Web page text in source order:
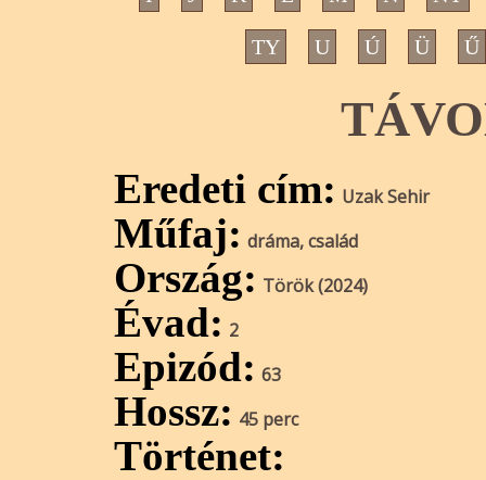
TY U Ú Ü Ű
Eredeti cím: Uzak Sehir
Műfaj: dráma, család
Ország: Török (2024)
Évad: 2
Epizód: 63
Hossz: 45 perc
Történet: